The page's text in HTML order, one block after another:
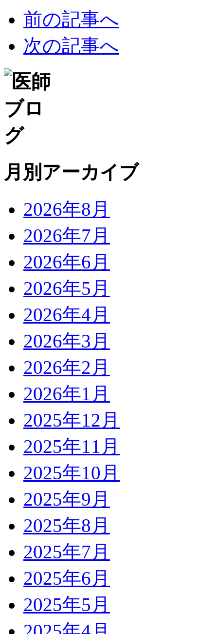
前の記事へ
次の記事へ
月別アーカイブ
2026年8月
2026年7月
2026年6月
2026年5月
2026年4月
2026年3月
2026年2月
2026年1月
2025年12月
2025年11月
2025年10月
2025年9月
2025年8月
2025年7月
2025年6月
2025年5月